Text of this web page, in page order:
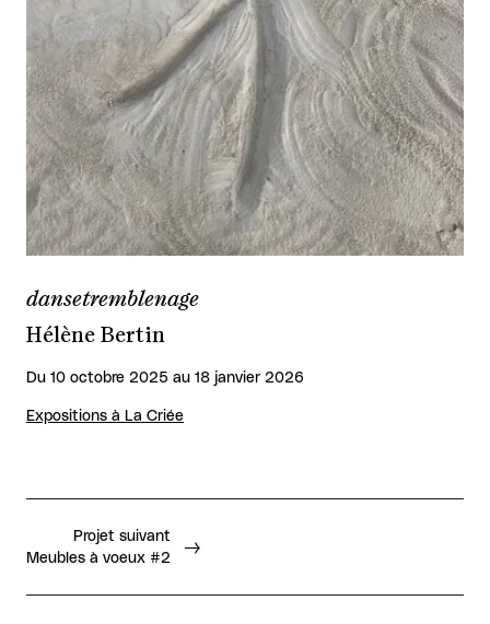
dansetremblenage
Hélène Bertin
Du 10 octobre 2025 au 18 janvier 2026
Expositions à La Criée
Projet suivant
Meubles à voeux #2